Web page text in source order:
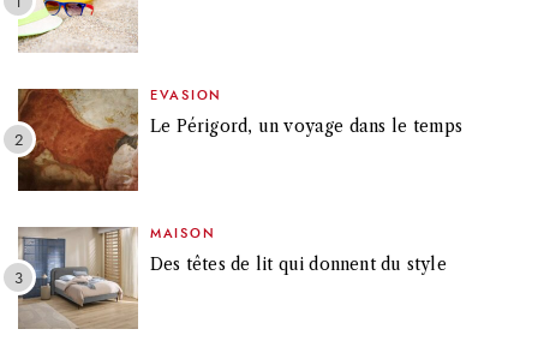
EVASION
Le Périgord, un voyage dans le temps
MAISON
Des têtes de lit qui donnent du style